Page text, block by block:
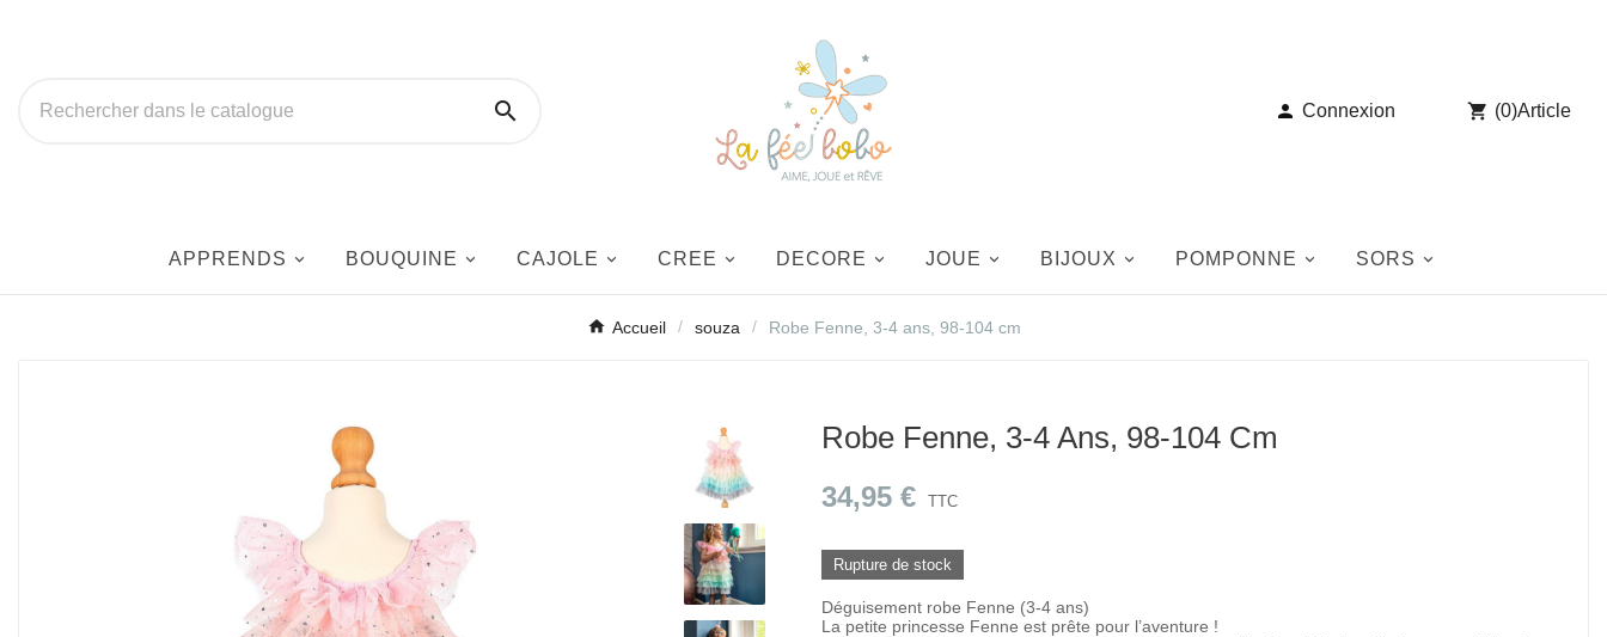
  Connexion  (0)Article
APPRENDS BOUQUINE CAJOLE CREE DECORE JOUE BIJOUX POMPONNE SORS
Accueil souza Robe Fenne, 3-4 ans, 98-104 cm
Robe Fenne, 3-4 Ans, 98-104 Cm
34,95 € TTC
Rupture de stock
Déguisement robe Fenne (3-4 ans)
La petite princesse Fenne est prête pour l’aventure !